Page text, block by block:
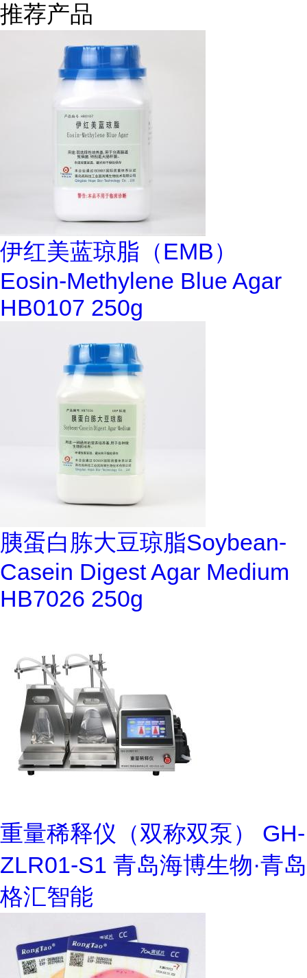
推荐产品
伊红美蓝琼脂（EMB）
Eosin-Methylene Blue Agar
HB0107 250g
胰蛋白胨大豆琼脂Soybean-
Casein Digest Agar Medium
HB7026 250g
重量稀释仪（双称双泵） GH-
ZLR01-S1 青岛海博生物·青岛
格汇智能